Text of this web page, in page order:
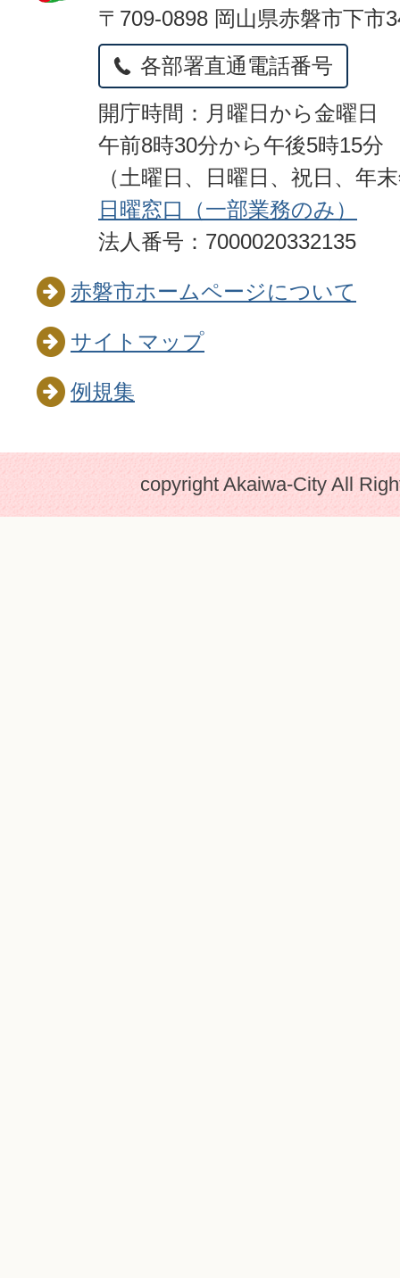
〒709-0898 岡山県赤磐市下市
各部署直通電話番号
開庁時間：月曜日から金曜日
午前8時30分から午後5時15分
（土曜日、日曜日、祝日、年
日曜窓口（一部業務のみ）
法人番号：7000020332135
赤磐市ホームページについて
サイトマップ
例規集
copyright Akaiwa-City All